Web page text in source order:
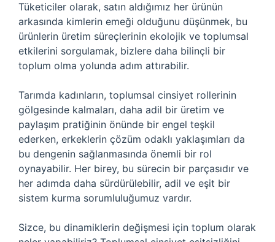
Tüketiciler olarak, satın aldığımız her ürünün
arkasında kimlerin emeği olduğunu düşünmek, bu
ürünlerin üretim süreçlerinin ekolojik ve toplumsal
etkilerini sorgulamak, bizlere daha bilinçli bir
toplum olma yolunda adım attırabilir.
Tarımda kadınların, toplumsal cinsiyet rollerinin
gölgesinde kalmaları, daha adil bir üretim ve
paylaşım pratiğinin önünde bir engel teşkil
ederken, erkeklerin çözüm odaklı yaklaşımları da
bu dengenin sağlanmasında önemli bir rol
oynayabilir. Her birey, bu sürecin bir parçasıdır ve
her adımda daha sürdürülebilir, adil ve eşit bir
sistem kurma sorumluluğumuz vardır.
Sizce, bu dinamiklerin değişmesi için toplum olarak